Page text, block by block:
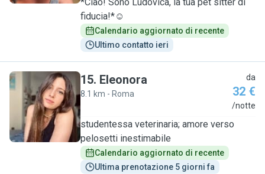
fiducia!*☺️
Calendario aggiornato di recente
Ultimo contatto ieri
E
15. Eleonora
8.1 km - Roma
da
32 €
/notte
studentessa veterinaria; amore verso
pelosetti inestimabile
Calendario aggiornato di recente
Ultima prenotazione 5 giorni fa